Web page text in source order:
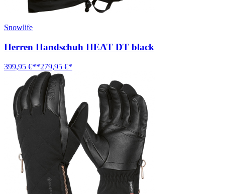
Snowlife
Herren Handschuh HEAT DT black
399,95 €**279,95 €*